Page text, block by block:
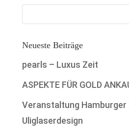
Neueste Beiträge
pearls – Luxus Zeit
ASPEKTE FÜR GOLD
Veranstaltung Hamburger
Uliglaserdesign